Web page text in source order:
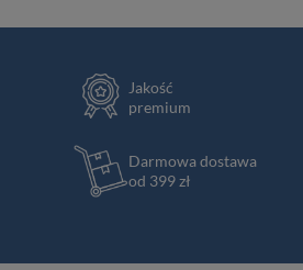
Jakość
premium
Darmowa dostawa
od 399 zł